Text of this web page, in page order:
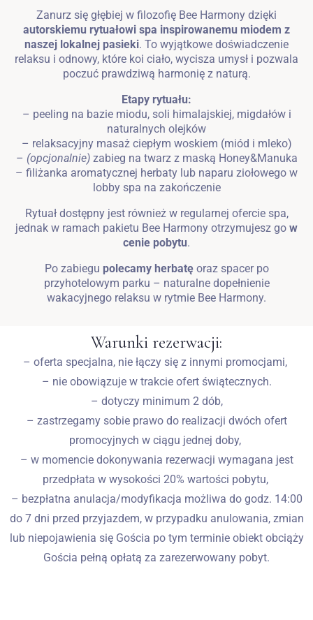
Zanurz się głębiej w filozofię Bee Harmony dzięki
autorskiemu rytuałowi spa inspirowanemu miodem z
naszej lokalnej pasieki. To wyjątkowe doświadczenie
relaksu i odnowy, które koi ciało, wycisza umysł i pozwala
poczuć prawdziwą harmonię z naturą.
Etapy rytuału:
– peeling na bazie miodu, soli himalajskiej, migdałów i
naturalnych olejków
– relaksacyjny masaż ciepłym woskiem (miód i mleko)
– (opcjonalnie)zabieg na twarz z maską Honey&Manuka
– filiżanka aromatycznej herbaty lub naparu ziołowego w
lobby spa na zakończenie
Rytuał dostępny jest również w regularnej ofercie spa,
jednak w ramach pakietu Bee Harmony otrzymujesz go w
cenie pobytu.
Po zabiegu polecamy herbatę oraz spacer po
przyhotelowym parku – naturalne dopełnienie
wakacyjnego relaksu w rytmie Bee Harmony.
Warunki rezerwacji:
– oferta specjalna, nie łączy się z innymi promocjami,
– nie obowiązuje w trakcie ofert świątecznych.
– dotyczy minimum 2 dób,
– zastrzegamy sobie prawo do realizacji dwóch ofert
promocyjnych w ciągu jednej doby,
– w momencie dokonywania rezerwacji wymagana jest
przedpłata w wysokości 20% wartości pobytu,
– bezpłatna anulacja/modyfikacja możliwa do godz. 14:00
do 7 dni przed przyjazdem, w przypadku anulowania, zmian
lub niepojawienia się Gościa po tym terminie obiekt obciąży
Gościa pełną opłatą za zarezerwowany pobyt.